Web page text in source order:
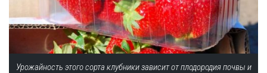
Урожайность этого сорта клубники зависит от плодородия почвы и